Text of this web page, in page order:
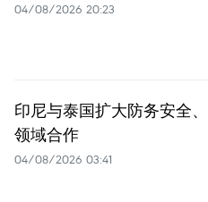
04/08/2026 20:23
印尼与泰国扩大防务安全
领域合作
04/08/2026 03:41